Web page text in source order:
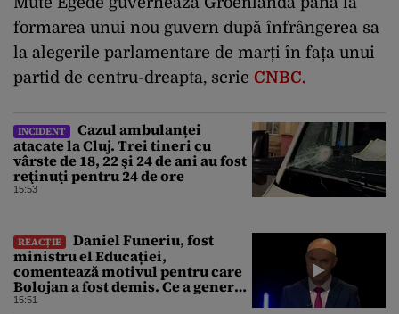
formarea unui nou guvern după înfrângerea sa
la alegerile parlamentare de marți în fața unui
partid de centru-dreapta, scrie CNBC.
INCIDENT
Cazul ambulanței
atacate la Cluj. Trei tineri cu
vârste de 18, 22 şi 24 de ani au fost
reţinuţi pentru 24 de ore
15:53
REACȚIE
Daniel Funeriu, fost
ministru el Educației,
comentează motivul pentru care
Bolojan a fost demis. Ce a generat
eșecul guvernării
15:51